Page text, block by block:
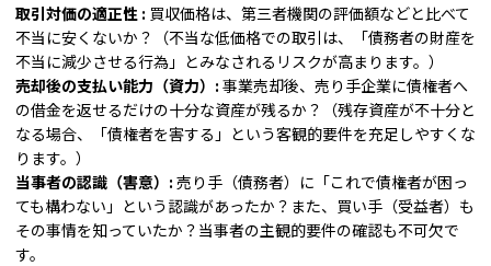
取引対価の適正性 : 買収価格は、第三者機関の評価額などと比べて
不当に安くないか？（不当な低価格での取引は、「債務者の財産を
不当に減少させる行為」とみなされるリスクが高まります。）
売却後の支払い能力（資力）: 事業売却後、売り手企業に債権者へ
の借金を返せるだけの十分な資産が残るか？（残存資産が不十分と
なる場合、「債権者を害する」という客観的要件を充足しやすくな
ります。）
当事者の認識（害意）: 売り手（債務者）に「これで債権者が困っ
ても構わない」という認識があったか？また、買い手（受益者）も
その事情を知っていたか？当事者の主観的要件の確認も不可欠で
す。